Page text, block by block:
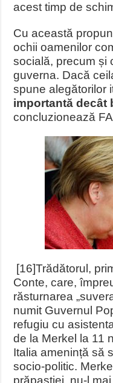
acest timp de
Cu această
ochii oamenilor
socială, precum și
guverna. Dacă
spune alegătorilor
importantă decât
concluzionează
[16]Trădătorul,
Conte, care,
răsturnarea
numit Guvernul
refugiu cu
de la Merkel la 11
Italia amenință să
socio-politic.
prăpastiei, nu-l